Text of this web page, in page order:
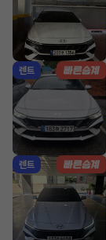
렌트
렌트